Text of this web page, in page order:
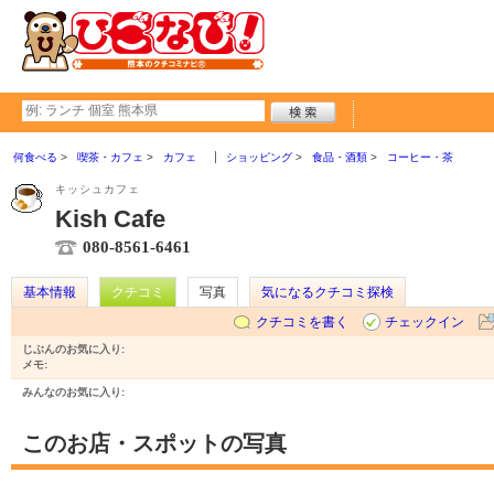
何食べる 喫茶・カフェ カフェ ショッピング 食品・酒類 コーヒー・茶
キッシュカフェ
Kish Cafe
080-8561-6461
基本情報 クチコミ 写真
気になるクチコミ探検
クチコミを書く
チェックイン
じぶんのお気に入り:
メモ:
みんなのお気に入り:
このお店・スポットの写真